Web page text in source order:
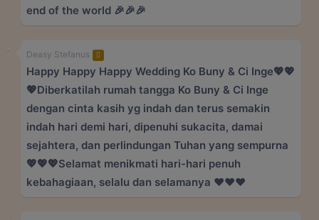
end of the world 🎉🎉🎉
Deasy Stefanus
Happy Happy Happy Wedding Ko Buny & Ci Inge💖💖
💖Diberkatilah rumah tangga Ko Buny & Ci Inge
dengan cinta kasih yg indah dan terus semakin
indah hari demi hari, dipenuhi sukacita, damai
sejahtera, dan perlindungan Tuhan yang sempurna
💖💖💖Selamat menikmati hari-hari penuh
kebahagiaan, selalu dan selamanya ♥️♥️♥️